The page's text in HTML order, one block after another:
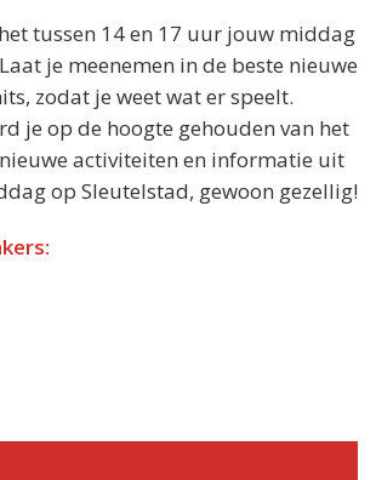
tussen 14 en 17 uur jouw middag
je meenemen in de beste nieuwe
zodat je weet wat er speelt.
je op de hoogte gehouden van het
activiteiten en informatie uit
op Sleutelstad, gewoon gezellig!